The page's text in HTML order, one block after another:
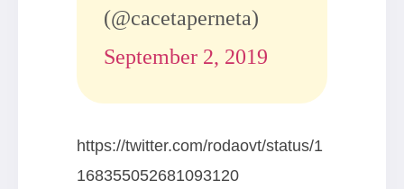
(@cacetaperneta)
September 2, 2019
https://twitter.com/rodaovt/status/1
168355052681093120